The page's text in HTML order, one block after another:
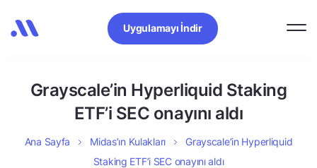
Uygulamayı İndir
Grayscale’in Hyperliquid Staking
ETF’i SEC onayını aldı
Ana Sayfa Midas’ın Kulakları
Grayscale’in Hyperliquid
Staking ETF’i SEC onayını aldı